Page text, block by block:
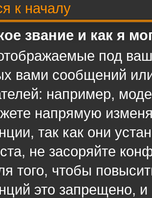
к началу
звание и как я
под
вами сообщений
например,
напрямую
так как они
не засоряйте
того, чтобы
это запрещено,